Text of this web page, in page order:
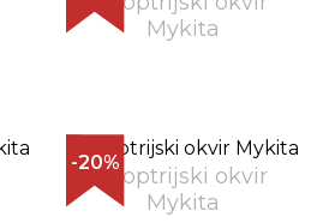
Mykita
-20%
Dioptrijski okvir
Mykita